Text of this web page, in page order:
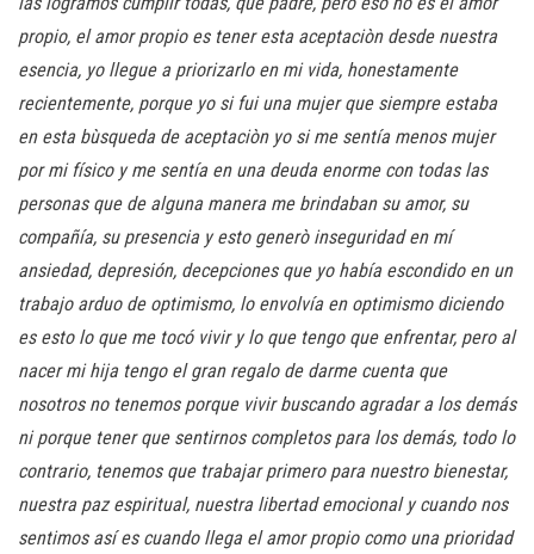
propio, el amor propio es tener esta aceptaciòn desde nuestra
esencia, yo llegue a priorizarlo en mi vida, honestamente
recientemente, porque yo si fui una mujer que siempre estaba
en esta bùsqueda de aceptaciòn yo si me sentía menos mujer
por mi físico y me sentía en una deuda enorme con todas las
personas que de alguna manera me brindaban su amor, su
compañía, su presencia y esto generò inseguridad en mí
ansiedad, depresión, decepciones que yo había escondido en un
trabajo arduo de optimismo, lo envolvía en optimismo diciendo
es esto lo que me tocó vivir y lo que tengo que enfrentar, pero al
nacer mi hija tengo el gran regalo de darme cuenta que
nosotros no tenemos porque vivir buscando agradar a los demás
ni porque tener que sentirnos completos para los demás, todo lo
contrario, tenemos que trabajar primero para nuestro bienestar,
nuestra paz espiritual, nuestra libertad emocional y cuando nos
sentimos así es cuando llega el amor propio como una prioridad